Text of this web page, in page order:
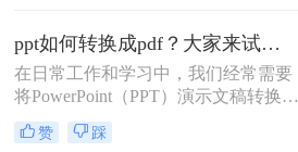
个页面放在一个PDF页面中，以便节
省空间和纸张。那么如何将ppt转换成
pdf好几张放在一页呢？在本文中，我
们将介绍三种简单且高效的方法，以
满足这些需求。
ppt如何转换成pdf？大家来试试这三种方法吧！
在日常工作和学习中，我们经常需要
将PowerPoint（PPT）演示文稿转换为
PDF（Portable Document Format）文
件。PDF格式的文件具有跨平台兼容
赞 踩